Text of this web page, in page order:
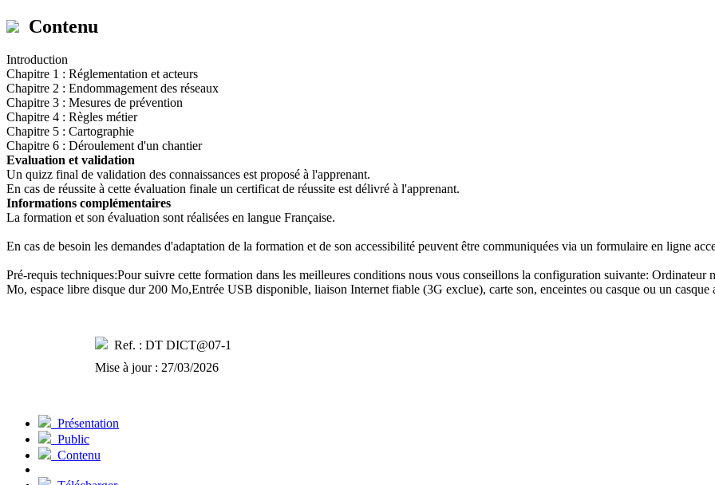
Contenu
Introduction
Chapitre 1 : Réglementation et acteurs
Chapitre 2 : Endommagement des réseaux
Chapitre 3 : Mesures de prévention
Chapitre 4 : Règles métier
Chapitre 5 : Cartographie
Chapitre 6 : Déroulement d'un chantier
Evaluation et validation
Un quizz final de validation des connaissances est proposé à l'apprenant.
En cas de réussite à cette évaluation finale un certificat de réussite est délivré à l'apprenant.
Informations complémentaires
La formation et son évaluation sont réalisées en langue Française.
En cas de besoin les demandes d'adaptation de la formation et de son accessibilité peuvent être communiquées via un formulaire en ligne
Pré-requis techniques:Pour suivre cette formation dans les meilleures conditions nous vous conseillons la configuration suivante:
Mo, espace libre disque dur 200 Mo,Entrée USB disponible, liaison Internet fiable (3G exclue), carte son, enceintes ou casque ou un
Ref. : DT DICT@07-1
Mise à jour : 27/03/2026
Présentation
Public
Contenu